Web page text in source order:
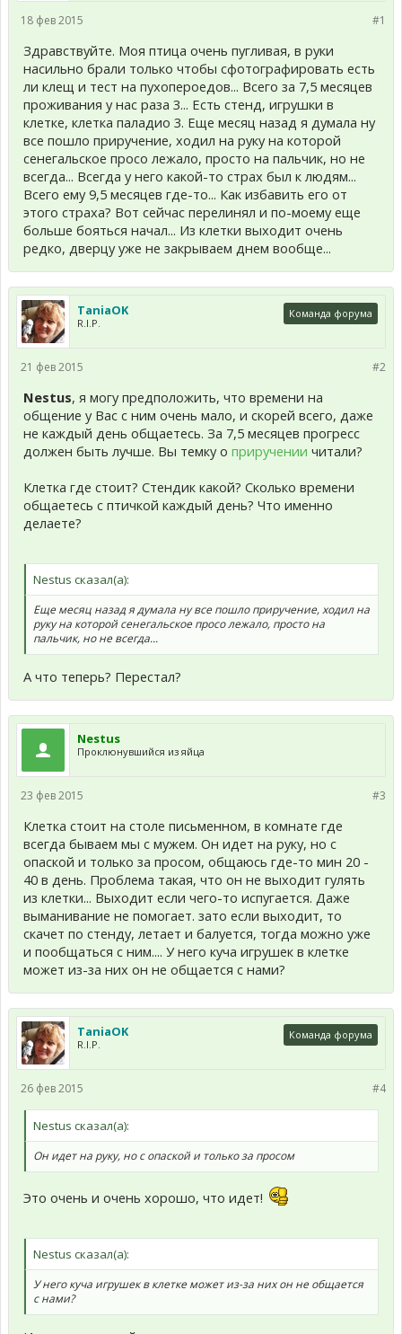
#1
18 фев 2015
Здравствуйте. Моя птица очень пугливая, в руки
насильно брали только чтобы сфотографировать есть
ли клещ и тест на пухопероедов... Всего за 7,5 месяцев
проживания у нас раза 3... Есть стенд, игрушки в
клетке, клетка паладио 3. Еще месяц назад я думала ну
все пошло приручение, ходил на руку на которой
сенегальское просо лежало, просто на пальчик, но не
всегда... Всегда у него какой-то страх был к людям...
Всего ему 9,5 месяцев где-то... Как избавить его от
этого страха? Вот сейчас перелинял и по-моему еще
больше бояться начал... Из клетки выходит очень
редко, дверцу уже не закрываем днем вообще...
TaniaOK
R.I.P.
Команда форума
#2
21 фев 2015
Nestus, я могу предположить, что времени на
общение у Вас с ним очень мало, и скорей всего, даже
не каждый день общаетесь. За 7,5 месяцев прогресс
должен быть лучше. Вы темку о приручении читали?
Клетка где стоит? Стендик какой? Сколько времени
общаетесь с птичкой каждый день? Что именно
делаете?
Nestus сказал(а):
Еще месяц назад я думала ну все пошло приручение, ходил на
руку на которой сенегальское просо лежало, просто на
пальчик, но не всегда...
А что теперь? Перестал?
Nestus
Проклюнувшийся из яйца
#3
23 фев 2015
Клетка стоит на столе письменном, в комнате где
всегда бываем мы с мужем. Он идет на руку, но с
опаской и только за просом, общаюсь где-то мин 20 -
40 в день. Проблема такая, что он не выходит гулять
из клетки... Выходит если чего-то испугается. Даже
выманивание не помогает. зато если выходит, то
скачет по стенду, летает и балуется, тогда можно уже
и пообщаться с ним.... У него куча игрушек в клетке
может из-за них он не общается с нами?
TaniaOK
R.I.P.
Команда форума
#4
26 фев 2015
Nestus сказал(а):
Он идет на руку, но с опаской и только за просом
Это очень и очень хорошо, что идет!
Nestus сказал(а):
У него куча игрушек в клетке может из-за них он не общается
с нами?